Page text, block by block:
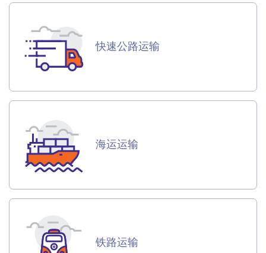
快速公路运输
海运运输
铁路运输